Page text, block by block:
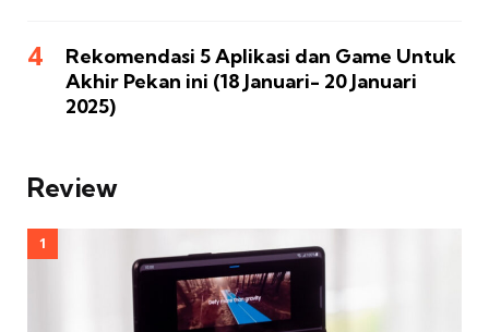
Rekomendasi 5 Aplikasi dan Game Untuk
Akhir Pekan ini (18 Januari- 20 Januari
2025)
Review